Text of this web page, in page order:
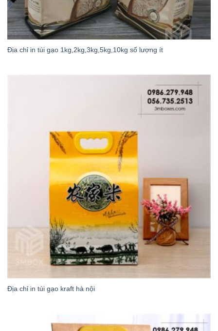
Địa chỉ in túi gạo 1kg,2kg,3kg,5kg,10kg số lượng ít
Địa chỉ in túi gạo kraft hà nội